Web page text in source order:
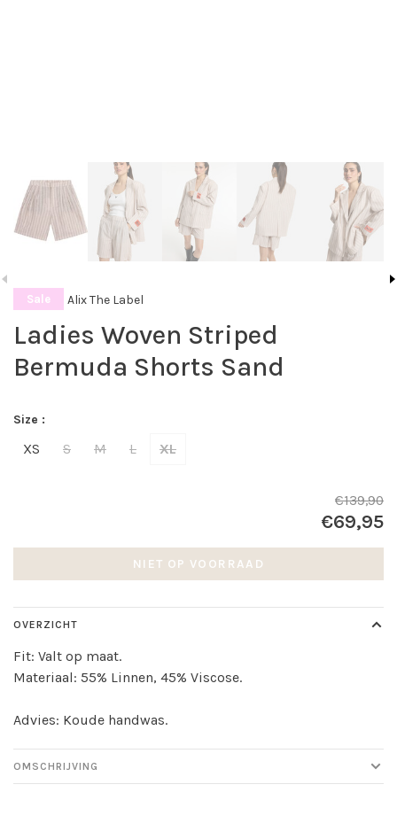
Sale Alix The Label
Ladies Woven Striped
Bermuda Shorts Sand
Size :
XS S M L XL
€139,90
€69,95
NIET OP VOORRAAD
OVERZICHT
Fit: Valt op maat.
Materiaal: 55% Linnen, 45% Viscose.
Advies: Koude handwas.
OMSCHRIJVING